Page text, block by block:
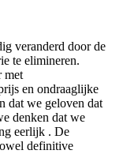
veranderd door de
te elimineren.
met
en ondraaglijke
dat we geloven dat
denken dat we
eerlijk . De
definitive